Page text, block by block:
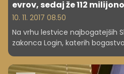
evrov, sedaj že 112
10. 11. 2017 08.50
Na vrhu lestvice najbogatejših
zakonca Login, katerih
milijonov evrov. Sta pa veliko
Merlak in Nejc Kodrič,